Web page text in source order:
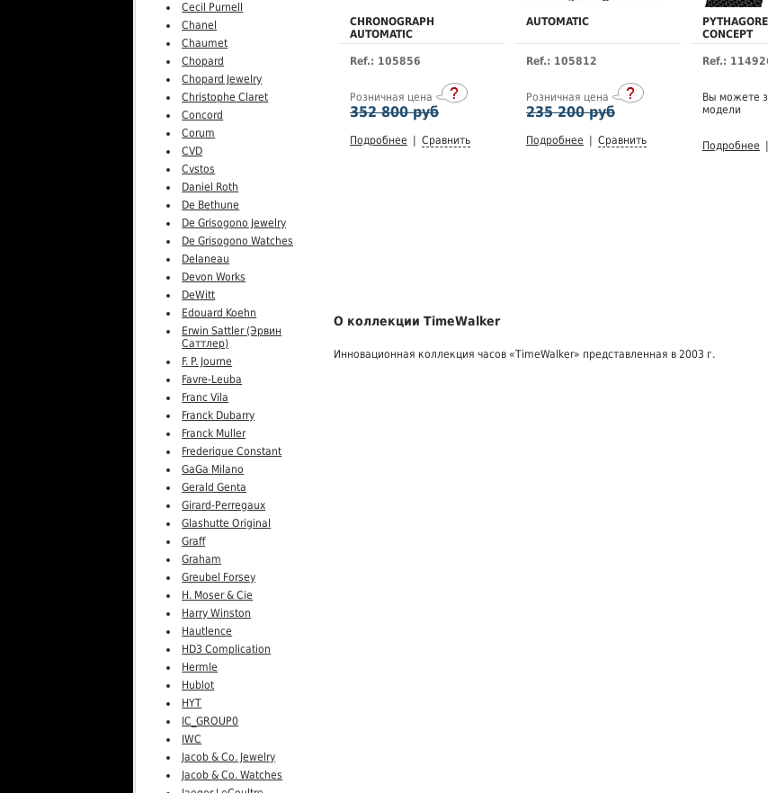
Cecil Purnell
Chanel
Chaumet
Chopard
Chopard Jewelry
Christophe Claret
Concord
Corum
CVD
Cvstos
Daniel Roth
De Bethune
De Grisogono Jewelry
De Grisogono Watches
Delaneau
Devon Works
DeWitt
Edouard Koehn
Erwin Sattler (Эрвин
Саттлер)
F. P. Journe
Favre-Leuba
Franc Vila
Franck Dubarry
Franck Muller
Frederique Constant
GaGa Milano
Gerald Genta
Girard-Perregaux
Glashutte Original
Graff
Graham
Greubel Forsey
H. Moser & Cie
Harry Winston
Hautlence
HD3 Complication
Hermle
Hublot
HYT
IC_GROUP0
IWC
Jacob & Co. Jewelry
Jacob & Co. Watches
CHRONOGRAPH
AUTOMATIC
Ref.: 105856
Розничная цена
352 800 руб
Подробнее Сравнить
AUTOMATIC
Ref.: 105812
Розничная цена
235 200 руб
Подробнее Сравнить
CONCEPT
Ref.:
Вы можете
модели
Подробнее
О коллекции TimeWalker
Инновационная коллекция часов «TimeWalker» представленная в 2003 г.